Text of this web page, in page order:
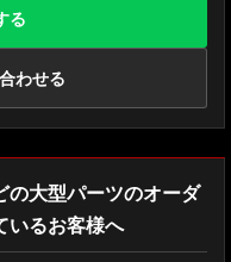
る
わせる
の大型パーツのオーダ
いるお客様へ